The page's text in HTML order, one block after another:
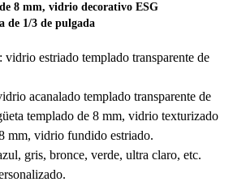
8 mm, vidrio decorativo ESG
de 1/3 de pulgada
estriado templado transparente de
acanalado templado transparente de
templado de 8 mm, vidrio texturizado
mm, vidrio fundido estriado.
gris, bronce, verde, ultra claro, etc.